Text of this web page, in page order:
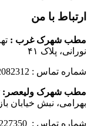
ارتباط با من
مطب شهرک غرب :
نورانی، پلاک ۴۱
شماره تماس : 22082312 – 22386106
مطب شهرک ولیعصر:
بهرامی، نبش خیابان
شماره تماس : 66227350